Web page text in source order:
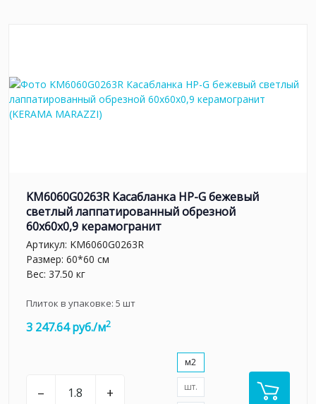
KM6060G0263R Касабланка HP-G бежевый
светлый лаппатированный обрезной
60x60x0,9 керамогранит
Артикул: KM6060G0263R
Размер: 60*60 см
Вес: 37.50 кг
Плиток в упаковке: 5 шт
3 247.64 руб./м2
– +
м2
шт.